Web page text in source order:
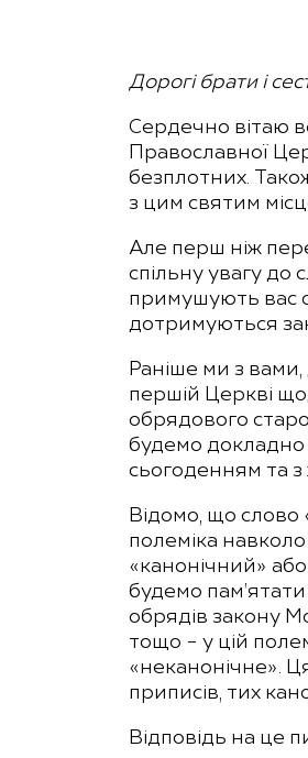
Дорогі брати і
Сердечно вітаю
Православної
безплотних.
з цим святим
Але перш ніж
спільну увагу до
примушують вас
дотримуються
Раніше ми з
першій Церкві
обрядового
будемо докладно
сьогоденням та
Відомо, що слово
полеміка
«канонічний»
будемо
обрядів закону
тощо – у цій
«неканонічне».
приписів, тих
Відповідь на це